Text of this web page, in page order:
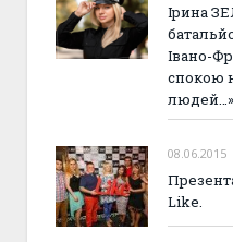
Ірина
Івано-
спокою
людей…»
08.06.2015
Like.